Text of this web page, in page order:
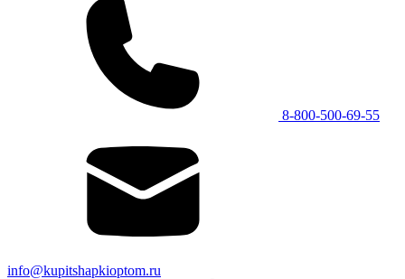
8-800-500-69-55
info@kupitshapkioptom.ru